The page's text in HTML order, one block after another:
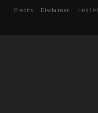
Credits Disclaimer Link Us!